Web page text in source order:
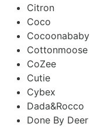
Citron
Coco
Cocoonababy
Cottonmoose
CoZee
Cutie
Cybex
Dada&Rocco
Done By Deer